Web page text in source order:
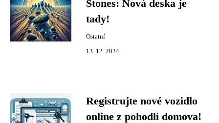
Stones: Nová deska je
tady!
Ostatní
13. 12. 2024
Registrujte nové vozidlo
online z pohodlí domova!